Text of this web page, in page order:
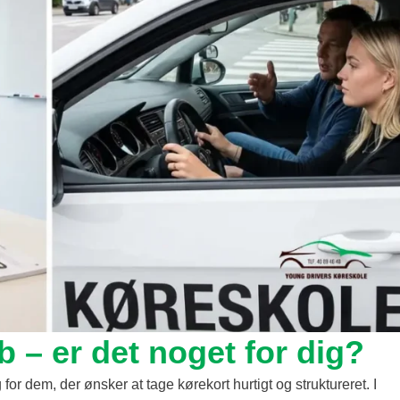
– er det noget for dig?
dem, der ønsker at tage kørekort hurtigt og struktureret. I